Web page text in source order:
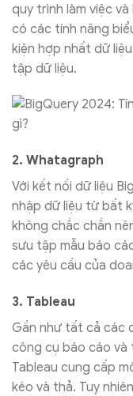
quy trình làm việc
có các tính năng
kiện hợp nhất dữ
tập dữ liệu.
2. Whatagraph
Với kết nối dữ liệu
nhập dữ liệu từ bất
không chắc chắn
sưu tập mẫu báo
các yêu cầu của
3. Tableau
Gần như tất cả các
công cụ báo cáo và
Tableau cung cấp
kéo và thả. Tuy